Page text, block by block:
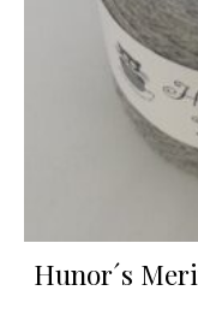
Hunor´s